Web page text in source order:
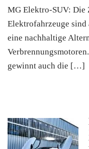
MG Elektro-SUV:
Elektrofahrzeuge sind
eine nachhaltige
gewinnt auch die […]